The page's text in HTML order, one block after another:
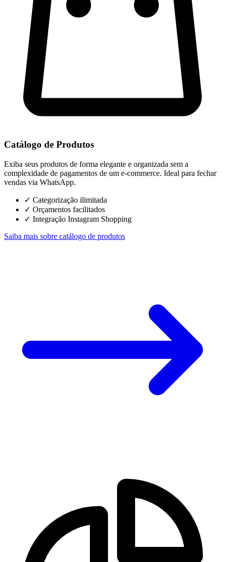
Catálogo de Produtos
Exiba seus produtos de forma elegante e organizada sem a
complexidade de pagamentos de um e-commerce. Ideal para fechar
vendas via WhatsApp.
✓ Categorização ilimitada
✓ Orçamentos facilitados
✓ Integração Instagram Shopping
Saiba mais sobre catálogo de produtos